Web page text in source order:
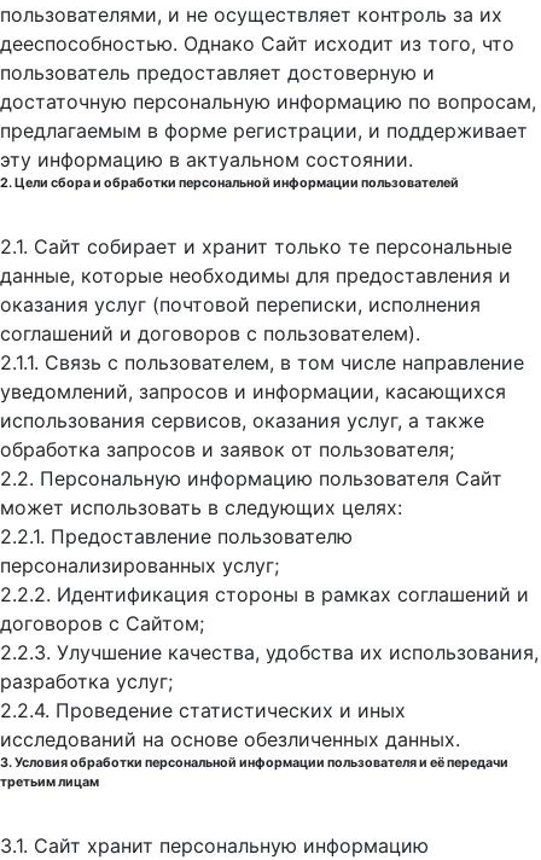
пользователями, и не осуществляет контроль за их
дееспособностью. Однако Сайт исходит из того, что
пользователь предоставляет достоверную и
достаточную персональную информацию по вопросам,
предлагаемым в форме регистрации, и поддерживает
эту информацию в актуальном состоянии.
2. Цели сбора и обработки персональной информации пользователей
2.1. Сайт собирает и хранит только те персональные
данные, которые необходимы для предоставления и
оказания услуг (почтовой переписки, исполнения
соглашений и договоров с пользователем).
2.1.1. Связь с пользователем, в том числе направление
уведомлений, запросов и информации, касающихся
использования сервисов, оказания услуг, а также
обработка запросов и заявок от пользователя;
2.2. Персональную информацию пользователя Сайт
может использовать в следующих целях:
2.2.1. Предоставление пользователю
персонализированных услуг;
2.2.2. Идентификация стороны в рамках соглашений и
договоров с Сайтом;
2.2.3. Улучшение качества, удобства их использования,
разработка услуг;
2.2.4. Проведение статистических и иных
исследований на основе обезличенных данных.
3. Условия обработки персональной информации пользователя и её передачи
третьим лицам
3.1. Сайт хранит персональную информацию